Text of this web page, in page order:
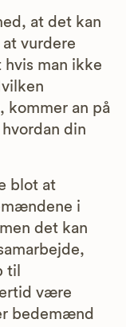
at det kan
vurdere
man ikke
kommer an på
din
blot at
i
det kan
til
være
bedemænd